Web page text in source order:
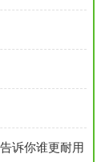
诉你谁更耐用